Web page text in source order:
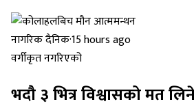
नागरिक दैनिक·15 hours ago
वर्गीकृत नगरिएको
भदौ ३ भित्र विश्वासको मत